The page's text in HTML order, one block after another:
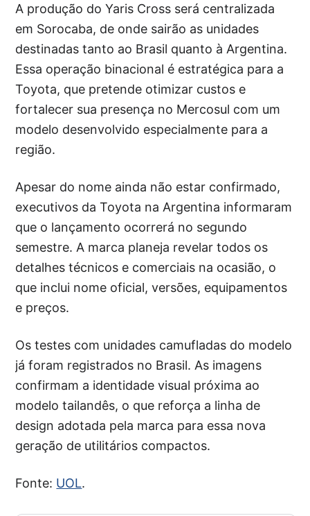
A produção do Yaris Cross será centralizada
em Sorocaba, de onde sairão as unidades
destinadas tanto ao Brasil quanto à Argentina.
Essa operação binacional é estratégica para a
Toyota, que pretende otimizar custos e
fortalecer sua presença no Mercosul com um
modelo desenvolvido especialmente para a
região.
Apesar do nome ainda não estar confirmado,
executivos da Toyota na Argentina informaram
que o lançamento ocorrerá no segundo
semestre. A marca planeja revelar todos os
detalhes técnicos e comerciais na ocasião, o
que inclui nome oficial, versões, equipamentos
e preços.
Os testes com unidades camufladas do modelo
já foram registrados no Brasil. As imagens
confirmam a identidade visual próxima ao
modelo tailandês, o que reforça a linha de
design adotada pela marca para essa nova
geração de utilitários compactos.
Fonte: UOL.